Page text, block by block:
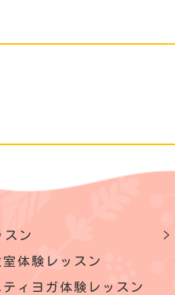
スン
室体験レッスン
ティヨガ体験レッスン